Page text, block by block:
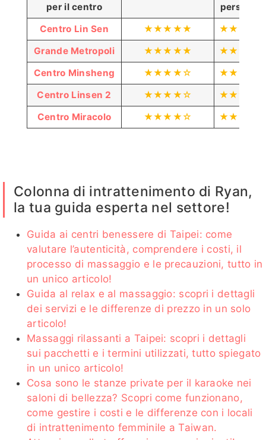
莉兒客評
1
客評
糖
客
評
評1
梵妮
小新客
貝
兒
客
評
亞歆客
評1
韶菲 諾米
喬恩客評
1
櫻桃客評 艾薇客評
梵妮
客評
潔咪客
評1
佩綺客評
米樂客
評1
米樂客
評
客評1
娜娜
子客
楠湳 星野 露娜 陽光
per il centro
personale
Centro Lin Sen
★★★★★
Grande Metropoli
★★★★★
Centro Minsheng
★★★★☆
Centro Linsen 2
★★★★☆
Centro Miracolo
★★★★☆
Colonna di intrattenimento di Ryan,
la tua guida esperta nel settore!
Guida ai centri benessere di Taipei: come
valutare l’autenticità, comprendere i costi, il
processo di massaggio e le precauzioni, tutto in
un unico articolo!
Guida al relax e al massaggio: scopri i dettagli
dei servizi e le differenze di prezzo in un solo
articolo!
Massaggi rilassanti a Taipei: scopri i dettagli
sui pacchetti e i termini utilizzati, tutto spiegato
in un unico articolo!
Cosa sono le stanze private per il karaoke nei
saloni di bellezza? Scopri come funzionano,
come gestire i costi e le differenze con i locali
di intrattenimento femminile a Taiwan.